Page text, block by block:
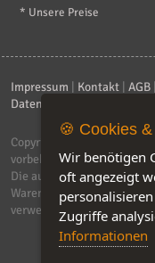
* Unsere Preise
Impressum Kontakt AGB
Datenschutzerklärung
Copyright © 2026
vorbehalten.
Die auf dieser Seite
Warenzeichen sind
verwendet Affiliat-Links,
🍪 Cookies
Wir benötigen
oft angezeigt
Zugriffe
Informationen